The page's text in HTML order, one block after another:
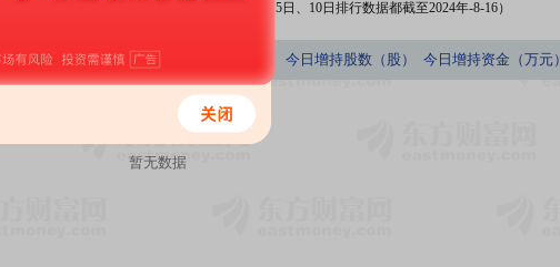
（注：今日、3日、5日、10日排行数据都截至2024年-8-16）
持股市值(元)
持股数量占A股百分比
今日 增持股数（股） 今日 增持资金（万元）
暂无数据